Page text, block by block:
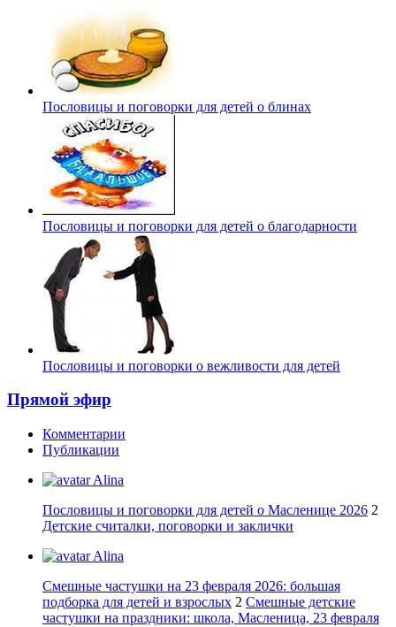
Пословицы и поговорки для детей о блинах
Пословицы и поговорки для детей о благодарности
Пословицы и поговорки о вежливости для детей
Прямой эфир
Комментарии
Публикации
Alina
Пословицы и поговорки для детей о Масленице 2026 2
Детские считалки, поговорки и заклички
Alina
Смешные частушки на 23 февраля 2026: большая
подборка для детей и взрослых 2 Смешные детские
частушки на праздники: школа, Масленица, 23 февраля